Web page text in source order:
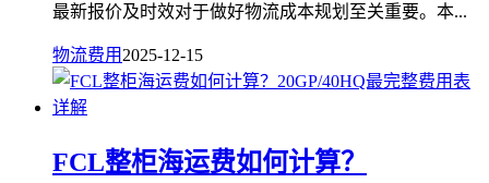
最新报价及时效对于做好物流成本规划至关重要。本...
物流费用 2025-12-15
FCL整柜海运费如何计算？